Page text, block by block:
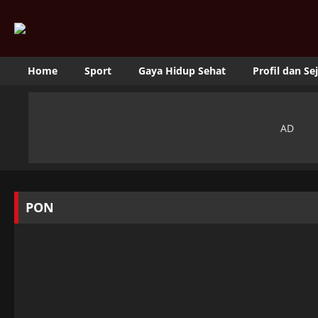
Home Sport Gaya Hidup Sehat Profil dan
PON